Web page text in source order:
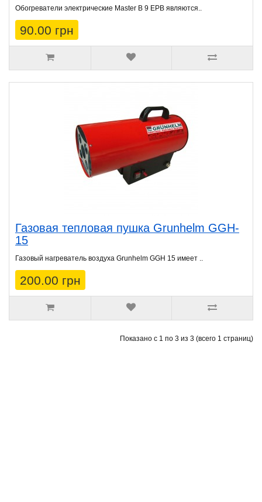
Обогреватели электрические Master B 9 EPB являются..
90.00 грн
Газовая тепловая пушка Grunhelm GGH-
15
Газовый нагреватель воздуха Grunhelm GGH 15 имеет ..
200.00 грн
Показано с 1 по 3 из 3 (всего 1 страниц)